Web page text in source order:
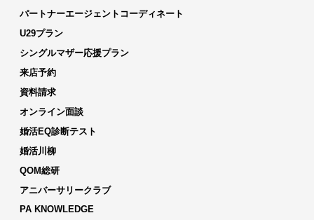
パートナーエージェントコーディネート
U29プラン
シングルマザー応援プラン
来店予約
資料請求
オンライン面談
婚活EQ診断テスト
婚活川柳
QOM総研
アニバーサリークラブ
PA KNOWLEDGE